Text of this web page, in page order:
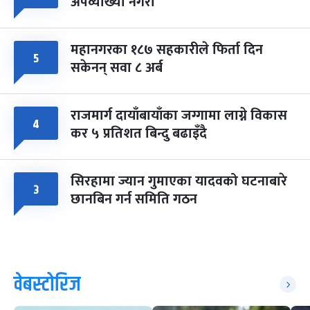
५ महानगरका १८७ सहकारीले फिर्ता दिन
सकेनन् सवा ८ अर्ब
४ राजमार्ग दायाँबायाँका जग्गामा लाग्ने विकास
कर ५ प्रतिशत बिन्दु बढाइँदै
३ सिरहामा ज्यान गुमाएका यादवको घटनाबारे
छानबिन गर्न समिति गठन
वेबस्टोरिज